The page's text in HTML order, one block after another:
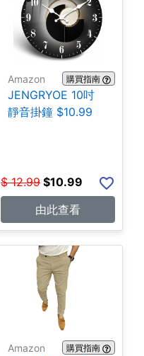
Amazon 購買指南
JENGRYOE 10吋
靜音掛鐘 $10.99
$ 12.99 $10.99
由此查看
Amazon 購買指南